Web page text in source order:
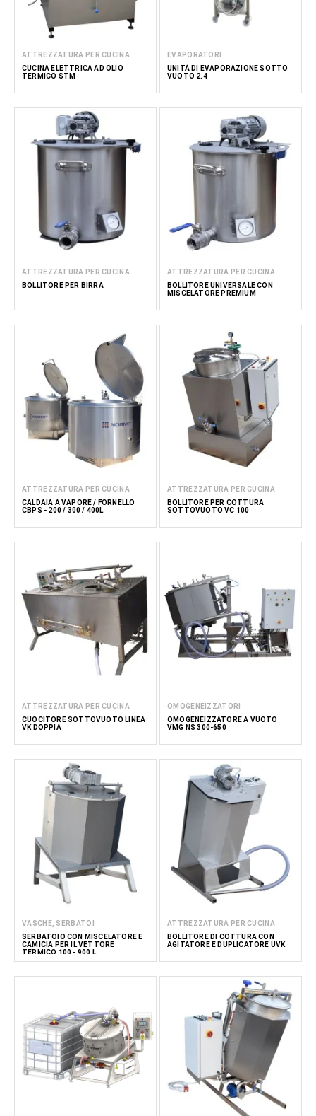
ATTREZZATURA PER CUCINA
CUCINA ELETTRICA AD OLIO
TERMICO STM
EVAPORATORI
UNITÀ DI EVAPORAZIONE SOTTO
VUOTO 2.4
ATTREZZATURA PER CUCINA
BOLLITORE PER BIRRA
ATTREZZATURA PER CUCINA
BOLLITORE UNIVERSALE CON
MISCELATORE PREMIUM
ATTREZZATURA PER CUCINA
CALDAIA A VAPORE / FORNELLO
CBPS - 200 / 300 / 400L
ATTREZZATURA PER CUCINA
BOLLITORE PER COTTURA
SOTTOVUOTO VC 100
ATTREZZATURA PER CUCINA
CUOCITORE SOTTOVUOTO LINEA
VK DOPPIA
OMOGENEIZZATORI
OMOGENEIZZATORE A VUOTO
VMG NS 300-650
VASCHE, SERBATOI
SERBATOIO CON MISCELATORE E
CAMICIA PER IL VETTORE
TERMICO 100 - 900 L
ATTREZZATURA PER CUCINA
BOLLITORE DI COTTURA CON
AGITATORE E DUPLICATORE UVK